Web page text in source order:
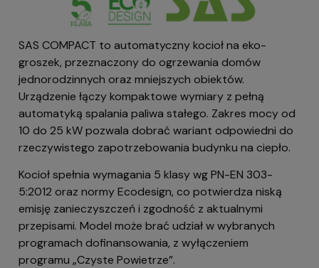
SAS COMPACT to automatyczny kocioł na eko-
groszek, przeznaczony do ogrzewania domów
jednorodzinnych oraz mniejszych obiektów.
Urządzenie łączy kompaktowe wymiary z pełną
automatyką spalania paliwa stałego. Zakres mocy od
10 do 25 kW pozwala dobrać wariant odpowiedni do
rzeczywistego zapotrzebowania budynku na ciepło.
Kocioł spełnia wymagania 5 klasy wg PN-EN 303-
5:2012 oraz normy Ecodesign, co potwierdza niską
emisję zanieczyszczeń i zgodność z aktualnymi
przepisami. Model może brać udział w wybranych
programach dofinansowania, z wyłączeniem
programu „Czyste Powietrze”.